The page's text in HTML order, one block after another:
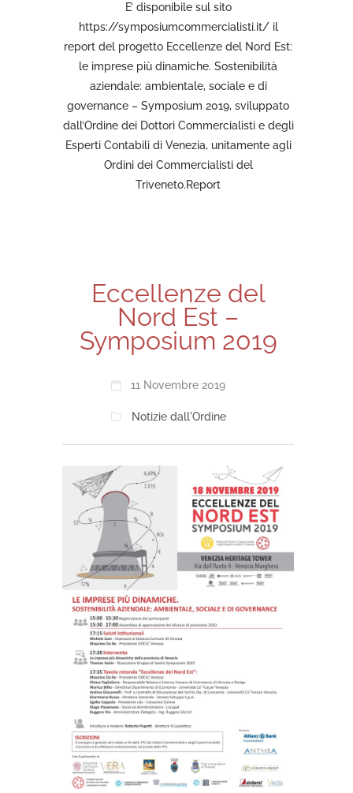
E’ disponibile sul sito
https://symposiumcommercialisti.it/ il
report del progetto Eccellenze del Nord Est:
le imprese più dinamiche. Sostenibilità
aziendale: ambientale, sociale e di
governance – Symposium 2019, sviluppato
dall’Ordine dei Dottori Commercialisti e degli
Esperti Contabili di Venezia, unitamente agli
Ordini dei Commercialisti del
Triveneto.Report
Eccellenze del
Nord Est –
Symposium 2019
11 Novembre 2019
Notizie dall'Ordine